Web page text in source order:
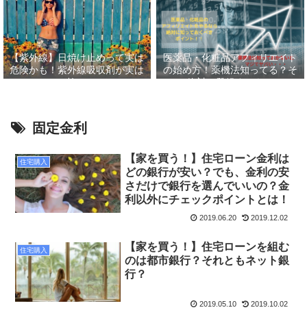
【紫外線】日焼け止めって実は
危険かも！紫外線吸収剤が実は
怖い
医薬品・化粧品アフィリエイト
の始め方！薬機法知ってる？そ
して絶対に登録すべきASP６
固定金利
住宅購入
【家を買う！】住宅ローン金利は
どの銀行が安い？でも、金利の安
さだけで銀行を選んでいいの？金
利以外にチェックポイントとは！
2019.06.20 2019.12.02
住宅購入
【家を買う！】住宅ローンを組む
のは都市銀行？それともネット銀
行？
2019.05.10 2019.10.02